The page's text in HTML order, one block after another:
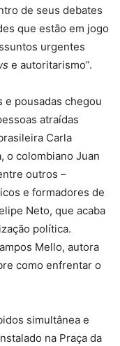
de seus debates
que estão em jogo
urgentes
e autoritarismo”.
e pousadas chegou
atraídas
Carla
o colombiano Juan
outros –
e formadores de
Neto, que acaba
política.
Mello, autora
como enfrentar o
simultânea e
na Praça da